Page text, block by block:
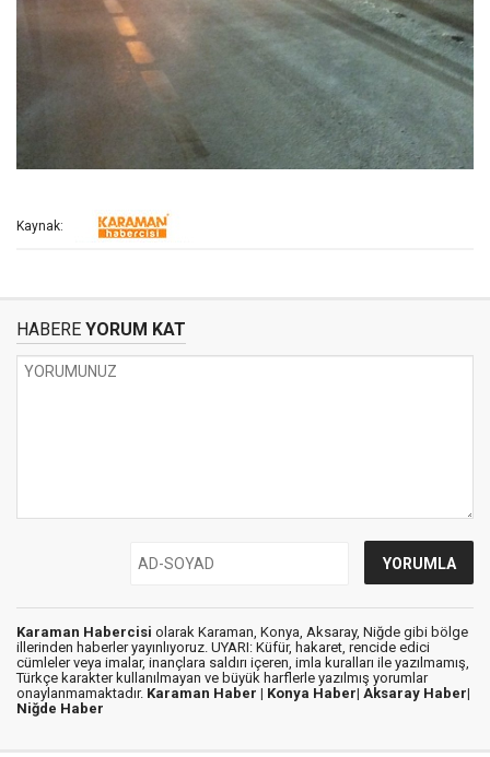
Kaynak:
HABERE YORUM KAT
Karaman Habercisi olarak Karaman, Konya, Aksaray, Niğde gibi bölge
illerinden haberler yayınlıyoruz. UYARI: Küfür, hakaret, rencide edici
cümleler veya imalar, inançlara saldırı içeren, imla kuralları ile yazılmamış,
Türkçe karakter kullanılmayan ve büyük harflerle yazılmış yorumlar
onaylanmamaktadır. Karaman Haber | Konya Haber| Aksaray Haber|
Niğde Haber